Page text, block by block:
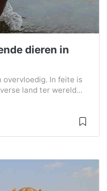
dieren in
overvloedig. In feite is
land ter wereld...